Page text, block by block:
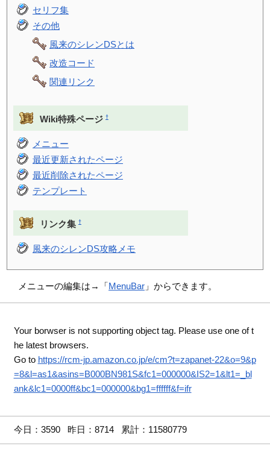
セリフ集
その他
風来のシレンDSとは
改造コード
関連リンク
Wiki特殊ページ †
メニュー
最近更新されたページ
最近削除されたページ
テンプレート
リンク集 †
風来のシレンDS攻略メモ
メニューの編集は→「 MenuBar 」からできます。
Your borwser is not supporting object tag. Please use one of t
he latest browsers.
Go to https://rcm-jp.amazon.co.jp/e/cm?t=zapanet-22&o=9&p
=8&l=as1&asins=B000BN981S&fc1=000000&IS2=1&lt1=_bl
ank&lc1=0000ff&bc1=000000&bg1=ffffff&f=ifr
今日：3590 昨日：8714 累計：11580779